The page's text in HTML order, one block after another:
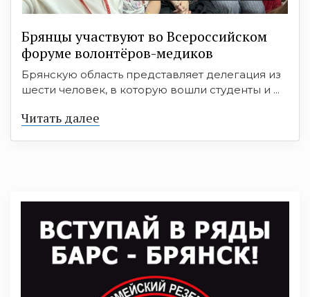
Брянцы участвуют во Всероссийском
форуме волонтёров-медиков
Брянскую область представляет делегация из
шести человек, в которую вошли студенты и ...
Читать далее